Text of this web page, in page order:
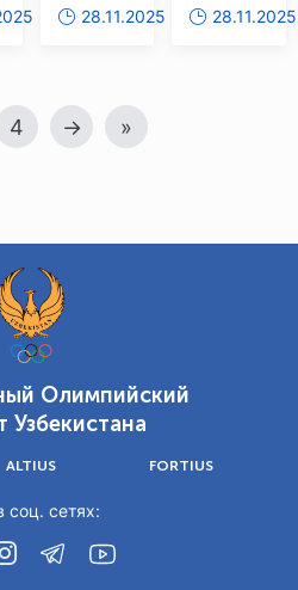
медали
28.11.2025 28.11.2025
4 → »
Олимпийский
Узбекистана
ALTIUS FORTIUS
соц. сетях: